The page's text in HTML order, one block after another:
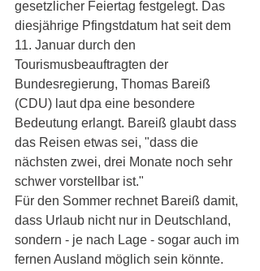
gesetzlicher Feiertag festgelegt. Das
diesjährige Pfingstdatum hat seit dem
11. Januar durch den
Tourismusbeauftragten der
Bundesregierung, Thomas Bareiß
(CDU) laut dpa eine besondere
Bedeutung erlangt. Bareiß glaubt dass
das Reisen etwas sei, "dass die
nächsten zwei, drei Monate noch sehr
schwer vorstellbar ist."
Für den Sommer rechnet Bareiß damit,
dass Urlaub nicht nur in Deutschland,
sondern - je nach Lage - sogar auch im
fernen Ausland möglich sein könnte.